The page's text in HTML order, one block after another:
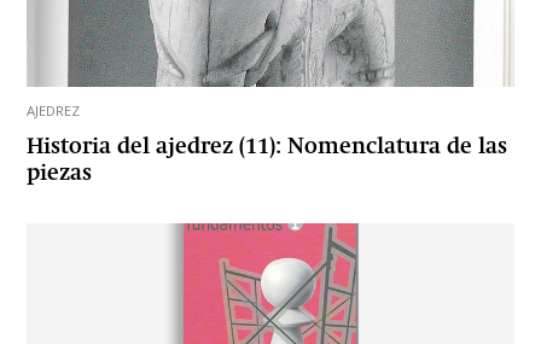
AJEDREZ
Historia del ajedrez (11): Nomenclatura de las
piezas